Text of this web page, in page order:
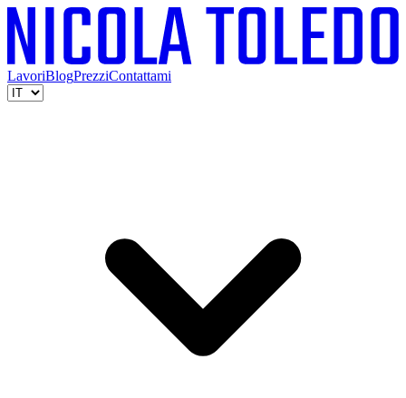
LavoriBlogPrezziContattami